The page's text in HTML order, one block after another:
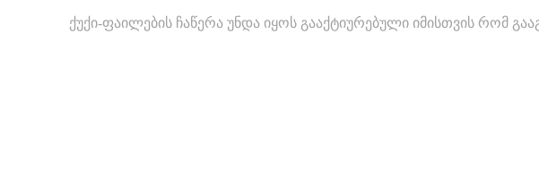
ქუქი-ფაილების ჩაწერა უნდა იყოს გააქტიურებული იმისთვის რომ